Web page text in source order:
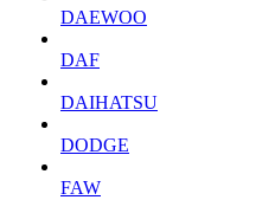
DAEWOO
DAF
DAIHATSU
DODGE
FAW